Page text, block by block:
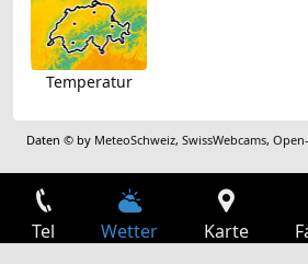
Temperatur
Daten © by MeteoSchweiz,SwissWebcams,
Tel Wetter Karte